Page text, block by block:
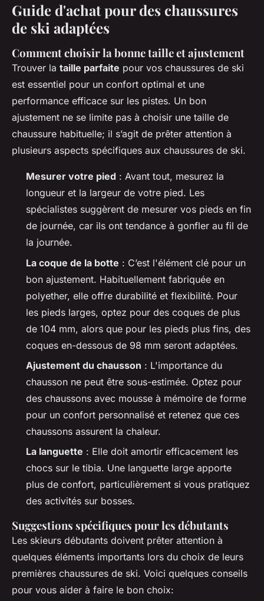
Guide d'achat pour des chaussures
de ski adaptées
Comment choisir la bonne taille et ajustement
Trouver la taille parfaite pour vos chaussures de ski
est essentiel pour un confort optimal et une
performance efficace sur les pistes. Un bon
ajustement ne se limite pas à choisir une taille de
chaussure habituelle; il s’agit de prêter attention à
plusieurs aspects spécifiques aux chaussures de ski.
Mesurer votre pied : Avant tout, mesurez la
longueur et la largeur de votre pied. Les
spécialistes suggèrent de mesurer vos pieds en fin
de journée, car ils ont tendance à gonfler au fil de
la journée.
La coque de la botte : C’est l'élément clé pour un
bon ajustement. Habituellement fabriquée en
polyether, elle offre durabilité et flexibilité. Pour
les pieds larges, optez pour des coques de plus
de 104 mm, alors que pour les pieds plus fins, des
coques en-dessous de 98 mm seront adaptées.
Ajustement du chausson : L'importance du
chausson ne peut être sous-estimée. Optez pour
des chaussons avec mousse à mémoire de forme
pour un confort personnalisé et retenez que ces
chaussons assurent la chaleur.
La languette : Elle doit amortir efficacement les
chocs sur le tibia. Une languette large apporte
plus de confort, particulièrement si vous pratiquez
des activités sur bosses.
Suggestions spécifiques pour les débutants
Les skieurs débutants doivent prêter attention à
quelques éléments importants lors du choix de leurs
premières chaussures de ski. Voici quelques conseils
pour vous aider à faire le bon choix: